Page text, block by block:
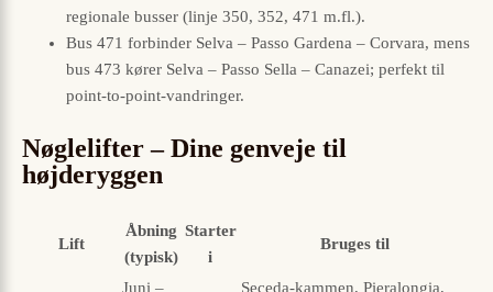
regionale busser (linje 350, 352, 471 m.fl.).
Bus 471 forbinder Selva – Passo Gardena – Corvara, mens
bus 473 kører Selva – Passo Sella – Canazei; perfekt til
point-to-point-vandringer.
Nøglelifter – Dine genveje til
højderyggen
Lift
Åbning
(typisk)
Starter
i
Bruges til
Juni –
Seceda-kammen, Pieralongia,